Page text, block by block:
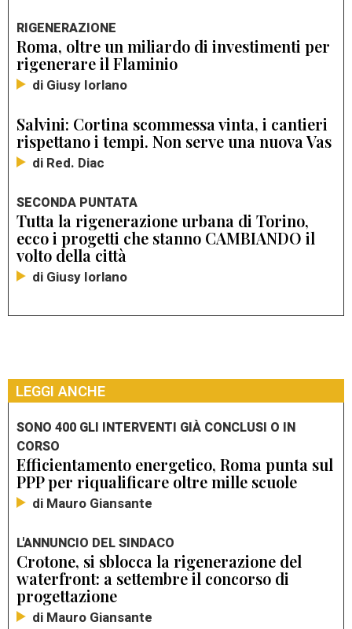
RIGENERAZIONE
Roma, oltre un miliardo di investimenti per
rigenerare il Flaminio
di Giusy Iorlano
Salvini: Cortina scommessa vinta, i cantieri
rispettano i tempi. Non serve una nuova Vas
di Red. Diac
SECONDA PUNTATA
Tutta la rigenerazione urbana di Torino,
ecco i progetti che stanno CAMBIANDO il
volto della città
di Giusy Iorlano
LEGGI ANCHE
SONO 400 GLI INTERVENTI GIÀ CONCLUSI O IN
CORSO
Efficientamento energetico, Roma punta sul
PPP per riqualificare oltre mille scuole
di Mauro Giansante
L'ANNUNCIO DEL SINDACO
Crotone, si sblocca la rigenerazione del
waterfront: a settembre il concorso di
progettazione
di Mauro Giansante